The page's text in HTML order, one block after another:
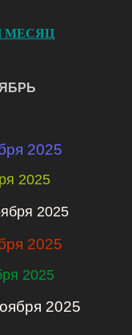
МЕСЯЦ
2025
2025
2025
2025
2025
2025